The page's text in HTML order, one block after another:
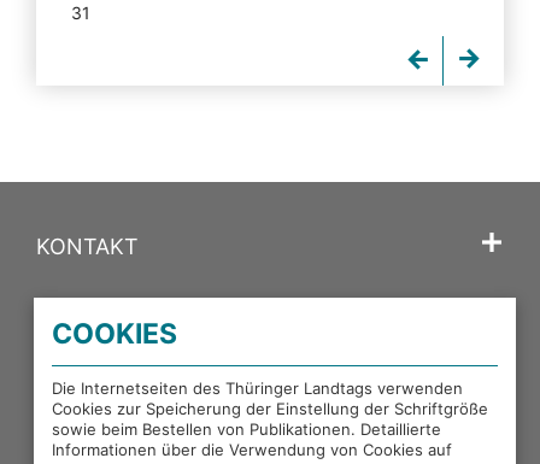
31
KONTAKT
PORTALE DES THÜRINGER LANDTAGS
EXTERNE LINKS
COOKIES
Die Internetseiten des Thüringer Landtags verwenden
Cookies zur Speicherung der Einstellung der Schriftgröße
sowie beim Bestellen von Publikationen. Detaillierte
Informationen über die Verwendung von Cookies auf